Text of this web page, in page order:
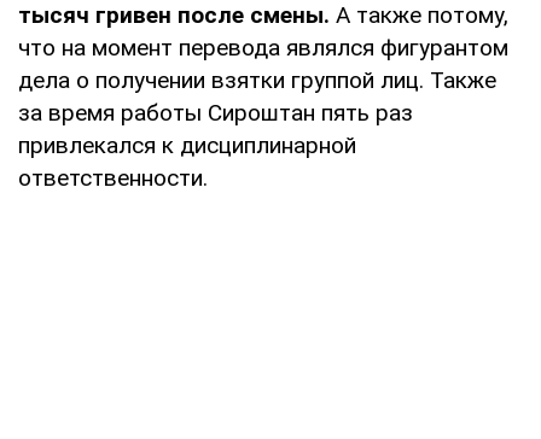
тысяч гривен после смены. А также потому,
что на момент перевода являлся фигурантом
дела о получении взятки группой лиц. Также
за время работы Сироштан пять раз
привлекался к дисциплинарной
ответственности.